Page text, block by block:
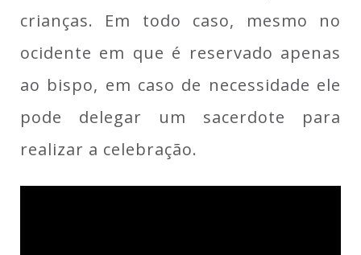
crianças. Em todo caso, mesmo no
ocidente em que é reservado apenas
ao bispo, em caso de necessidade ele
pode delegar um sacerdote para
realizar a celebração.